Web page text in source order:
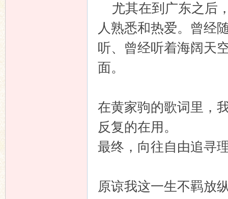
尤其在到广东之后
人熟悉和热爱。曾经
听、曾经听着海阔天
面。
在黄家驹的歌词里，
反复的在用。
最终，向往自由追寻
原谅我这一生不羁放